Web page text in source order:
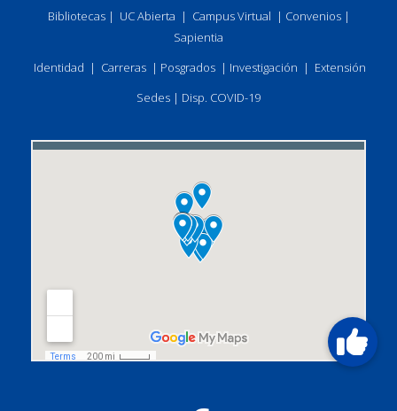
Bibliotecas| UC Abierta | Campus Virtual | Convenios|
Sapientia
Identidad | Carreras | Posgrados | Investigación | Extensión
Sedes | Disp. COVID-19